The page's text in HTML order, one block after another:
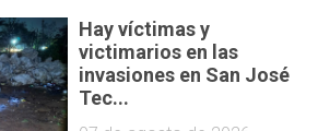
Hay víctimas y
victimarios en las
invasiones en San José
Tec...